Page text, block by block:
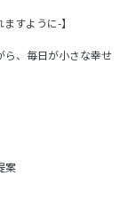
すように-】
ら、毎日が小さな幸せ
案